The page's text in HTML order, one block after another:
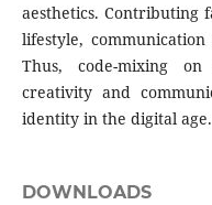
aesthetics. Contributing
lifestyle,
Thus, code-mixing
creativity and
identity in the digital age.
DOWNLOADS